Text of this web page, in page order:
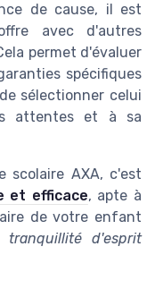
de cause, il est
avec d'autres
permet d'évaluer
spécifiques
sélectionner celui
attentes et à sa
scolaire AXA, c'est
et efficace, apte à
de votre enfant
tranquillité d'esprit